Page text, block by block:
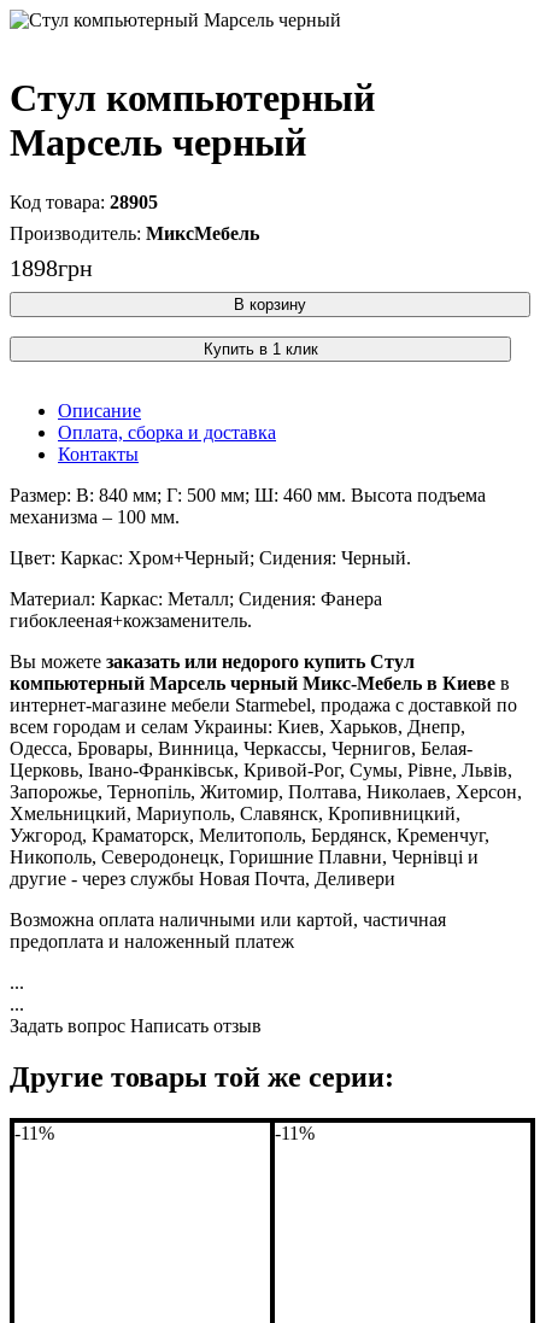
Стул компьютерный
Марсель черный
28905
МиксМебель
1898грн
В корзину
Купить в 1 клик
Описание
Оплата, сборка и доставка
Контакты
Размер: В: 840 мм; Г: 500 мм; Ш: 460 мм. Высота подъема
механизма – 100 мм.
Цвет: Каркас: Хром+Черный; Сидения: Черный.
Материал: Каркас: Металл; Сидения: Фанера
гибоклееная+кожзаменитель.
Вы можете заказать или недорого купить Стул
компьютерный Марсель черный Микс-Мебель в Киеве в
интернет-магазине мебели Starmebel, продажа с доставкой по
всем городам и селам Украины: Киев, Харьков, Днепр,
Одесса, Бровары, Винница, Черкассы, Чернигов, Белая-
Церковь, Івано-Франківськ, Кривой-Рог, Сумы, Рівне, Львів,
Запорожье, Тернопіль, Житомир, Полтава, Николаев, Херсон,
Хмельницкий, Мариуполь, Славянск, Кропивницкий,
Ужгород, Краматорск, Мелитополь, Бердянск, Кременчуг,
Никополь, Северодонецк, Горишние Плавни, Чернівці и
другие - через службы Новая Почта, Деливери
Возможна оплата наличными или картой, частичная
предоплата и наложенный платеж
...
...
Задать вопрос Написать отзыв
Другие товары той же серии:
-11% -11%